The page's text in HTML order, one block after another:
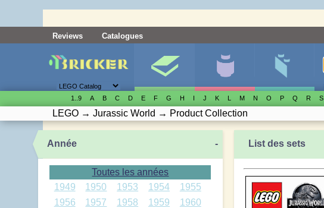
Reviews Catalogues
1..9 A B C D E F G H I J K L M N O P Q R S
LEGO → Jurassic World → Product Collection
Année -
Toutes les années
1949
1950 1953 1954
1955
1956
1957 1958 1959
1960
List des sets